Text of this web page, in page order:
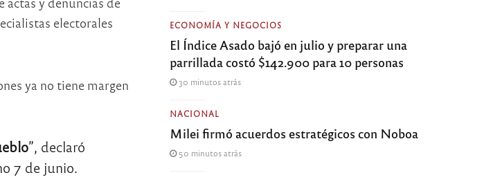
electorales
ya no tiene margen
”, declaró
7 de junio.
ECONOMÍA Y NEGOCIOS
El Índice Asado bajó en julio y preparar una
parrillada costó $142.900 para 10 personas
30 minutos atrás
NACIONAL
Milei firmó acuerdos estratégicos con Noboa
50 minutos atrás